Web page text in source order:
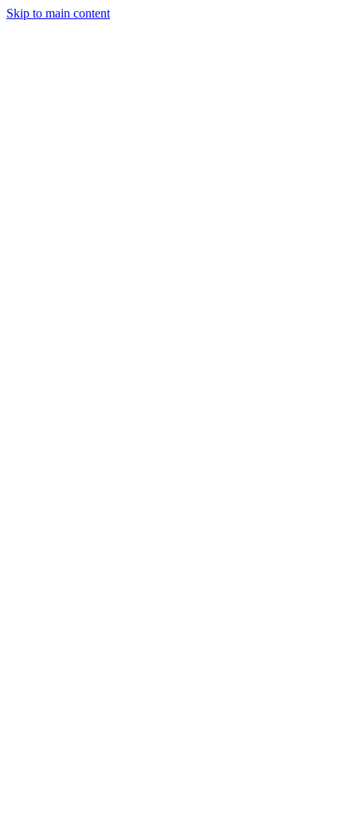
Skip to main content